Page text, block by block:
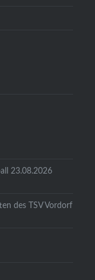
23.08.2026
des TSV Vordorf